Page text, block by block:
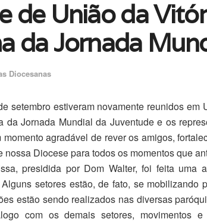
de União da
da Jornada
Diocesanas
setembro estiveram novamente reunidos
da Jornada Mundial da Juventude e os
agradável de rever os amigos,
nossa Diocese para todos os momentos que
presidida por Dom Walter, foi feita uma
setores estão, de fato, se mobilizando
estão sendo realizados nas diversas
com os demais setores, movimentos